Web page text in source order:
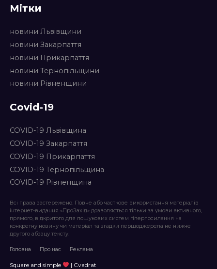
Мітки
новини Львівщини
новини Закарпаття
новини Прикарпаття
новини Тернопільщини
новини Рівненщини
Covid-19
COVID-19 Львівщина
COVID-19 Закарпаття
COVID-19 Прикарпаття
COVID-19 Тернопільщина
COVID-19 Рівненщина
Всі права застережено. Повне або часткове використання матеріалів
інтернет-видання «ПроЗахід» дозволяється тільки за умови активного,
прямого, відкритого для пошукових систем гіперпосилання на
конкретну новину чи матеріал та згадки першоджерела не нижче
другого абзацу тексту.
Головна Про нас Реклама
Square and simple | Cvadrat